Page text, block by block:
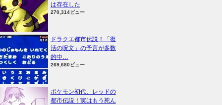
は存在した
270,314ビュー
ドラクエ都市伝説！「復
活の呪文」の予言が多数
的中…
269,680ビュー
ポケモン初代、レッドの
都市伝説！実はもう死ん